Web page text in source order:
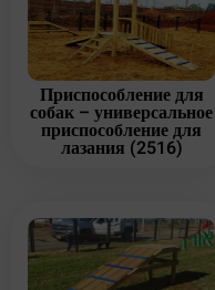
Приспособление для
собак – универсальное
приспособление для
лазания (2516)